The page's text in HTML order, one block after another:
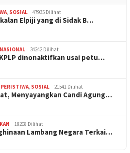
, SOSIAL 47935 Dilihat
Elpiji yang di Sidak B…
NASIONAL 34242 Dilihat
dinonaktifkan usai petu…
PERISTIWA, SOSIAL 21541 Dilihat
Menyayangkan Candi Agung…
18208 Dilihat
Lambang Negara Terkai…